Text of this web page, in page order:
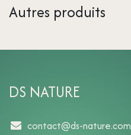
Autres produits
DS NATURE
contact@ds-nature.com